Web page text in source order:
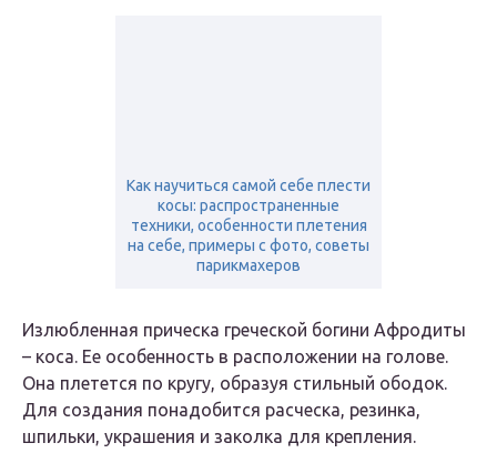
Как научиться самой себе плести
косы: распространенные
техники, особенности плетения
на себе, примеры с фото, советы
парикмахеров
Излюбленная прическа греческой богини Афродиты
– коса. Ее особенность в расположении на голове.
Она плетется по кругу, образуя стильный ободок.
Для создания понадобится расческа, резинка,
шпильки, украшения и заколка для крепления.